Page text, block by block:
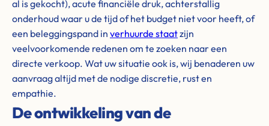
al is gekocht), acute financiële druk, achterstallig
onderhoud waar u de tijd of het budget niet voor heeft, of
een beleggingspand in verhuurde staatzijn
veelvoorkomende redenen om te zoeken naar een
directe verkoop. Wat uw situatie ook is, wij benaderen uw
aanvraag altijd met de nodige discretie, rust en
empathie.
De ontwikkeling van de